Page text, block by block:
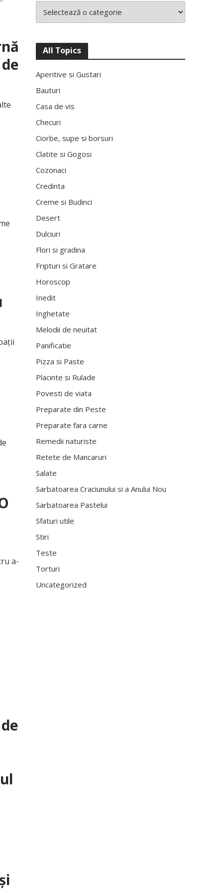
a-
All Topics
Aperitive si Gustari
Bauturi
Casa de vis
Checuri
Ciorbe, supe si borsuri
Clatite si Gogosi
Cozonaci
Credinta
Creme si Budinci
Desert
Dulciuri
Flori si gradina
Fripturi si Gratare
Horoscop
Inedit
Inghetate
Melodii de neuitat
Panificatie
Pizza si Paste
Placinte si Rulade
Povesti de viata
Preparate din Peste
Preparate fara carne
Remedii naturiste
Retete de Mancaruri
Salate
Sarbatoarea Craciunului si a Anului Nou
Sarbatoarea Pastelui
Sfaturi utile
Stiri
Teste
Torturi
Uncategorized